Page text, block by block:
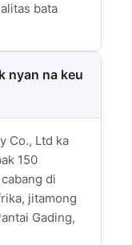
bata
nyan na keu
Co., Ltd ka
150
di
jitamong
Gading,